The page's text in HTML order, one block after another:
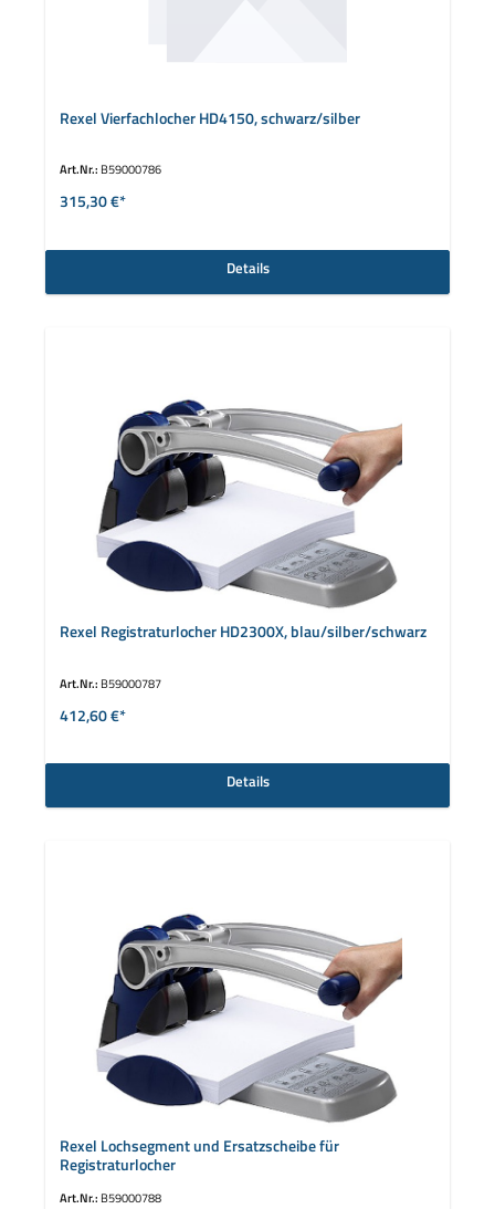
Rexel Vierfachlocher HD4150, schwarz/silber
Art.Nr.: B59000786
315,30 €*
Details
Rexel Registraturlocher HD2300X, blau/silber/schwarz
Art.Nr.: B59000787
412,60 €*
Details
Rexel Lochsegment und Ersatzscheibe für
Registraturlocher
Art.Nr.: B59000788